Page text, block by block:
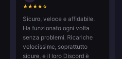
★★★★☆
Sicuro, veloce e affidabile.
Ha funzionato ogni volta
senza problemi. Ricariche
velocissime, soprattutto
sicure, e il loro Discord è